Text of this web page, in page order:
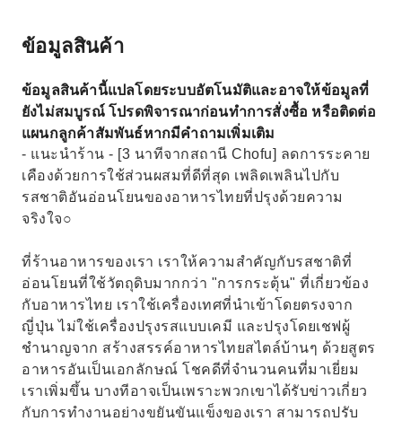
ข้อมูลสินค้า
ข้อมูลสินค้านี้แปลโดยระบบอัตโนมัติและอาจให้ข้อมูลที่
ยังไม่สมบูรณ์ โปรดพิจารณาก่อนทำการสั่งซื้อ หรือติดต่อ
แผนกลูกค้าสัมพันธ์หากมีคำถามเพิ่มเติม
- แนะนำร้าน - [3 นาทีจากสถานี Chofu] ลดการระคาย
เคืองด้วยการใช้ส่วนผสมที่ดีที่สุด เพลิดเพลินไปกับ
รสชาติอันอ่อนโยนของอาหารไทยที่ปรุงด้วยความ
จริงใจ○
ที่ร้านอาหารของเรา เราให้ความสำคัญกับรสชาติที่
อ่อนโยนที่ใช้วัตถุดิบมากกว่า "การกระตุ้น" ที่เกี่ยวข้อง
กับอาหารไทย เราใช้เครื่องเทศที่นำเข้าโดยตรงจาก
ญี่ปุ่น ไม่ใช้เครื่องปรุงรสแบบเคมี และปรุงโดยเชฟผู้
ชำนาญจาก สร้างสรรค์อาหารไทยสไตล์บ้านๆ ด้วยสูตร
อาหารอันเป็นเอกลักษณ์ โชคดีที่จำนวนคนที่มาเยี่ยม
เราเพิ่มขึ้น บางทีอาจเป็นเพราะพวกเขาได้รับข่าวเกี่ยว
กับการทำงานอย่างขยันขันแข็งของเรา สามารถปรับ